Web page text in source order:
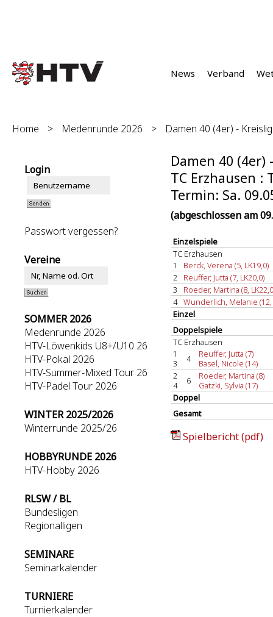
News Verband
Home > Medenrunde 2026 > Damen 40 (4er) -
Login
Passwort vergessen?
Vereine
SOMMER 2026
Medenrunde 2026
HTV-Löwenkids U8+/U10 26
HTV-Pokal 2026
HTV-Summer-Mixed Tour 26
HTV-Padel Tour 2026
WINTER 2025/2026
Winterrunde 2025/26
HOBBYRUNDE 2026
HTV-Hobby 2026
RLSW / BL
Bundesligen
Regionalligen
SEMINARE
Seminarkalender
TURNIERE
Turnierkalender
Damen 40 (4er)
TC Erzhausen :
Termin: Sa.
(abgeschlossen am
Einzelspiele
TC Erzhausen
1
Berck, Verena (5, LK19,0)
2
Reuffer, Jutta (7, LK20,0)
3
Roeder, Martina (8,
4 Wunderlich, Melanie (12,
Einzel
Doppelspiele
TC Erzhausen
1
3
4
Reuffer, Jutta (7)
Basel, Nicole (14)
2
4
6
Roeder, Martina (8)
Gatzki, Sylvia (17)
Doppel
Gesamt
Spielbericht (pdf)